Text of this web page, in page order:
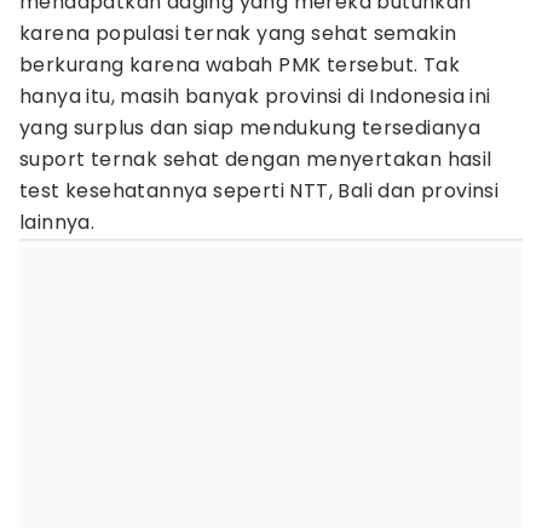
karena populasi ternak yang sehat semakin
berkurang karena wabah PMK tersebut. Tak
hanya itu, masih banyak provinsi di Indonesia ini
yang surplus dan siap mendukung tersedianya
suport ternak sehat dengan menyertakan hasil
test kesehatannya seperti NTT, Bali dan provinsi
lainnya.